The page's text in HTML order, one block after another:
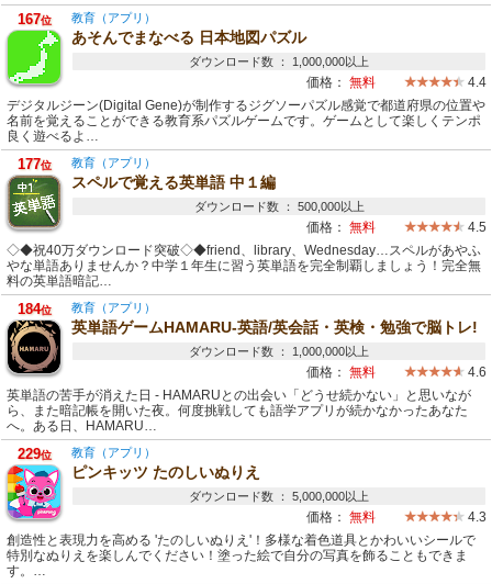
167位 教育（アプリ）
あそんでまなべる 日本地図パズル
ダウンロード数 ： 1,000,000以上
価格： 無料
4.4
デジタルジーン(Digital Gene)が制作するジグソーパズル感覚で都道府県の位置や
名前を覚えることができる教育系パズルゲームです。ゲームとして楽しくテンポ
良く遊べるよ…
177位 教育（アプリ）
スペルで覚える英単語 中１編
ダウンロード数 ： 500,000以上
価格： 無料
4.5
◇◆祝40万ダウンロード突破◇◆friend、library、Wednesday…スペルがあやふ
やな単語ありませんか？中学１年生に習う英単語を完全制覇しましょう！完全無
料の英単語暗記…
184位 教育（アプリ）
英単語ゲームHAMARU-英語/英会話・英検・勉強で脳トレ!
ダウンロード数 ： 1,000,000以上
価格： 無料
4.6
英単語の苦手が消えた日 - HAMARUとの出会い「どうせ続かない」と思いなが
ら、また暗記帳を開いた夜。何度挑戦しても語学アプリが続かなかったあなた
へ。ある日、HAMARU…
229位 教育（アプリ）
ピンキッツ たのしいぬりえ
ダウンロード数 ： 5,000,000以上
価格： 無料
4.3
創造性と表現力を高める 'たのしいぬりえ'！多様な着色道具とかわいいシールで
特別なぬりえを楽しんでください！塗った絵で自分の写真を飾ることもできま
す。…